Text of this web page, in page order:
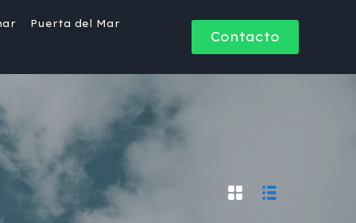
Puerta del Mar
Contacto